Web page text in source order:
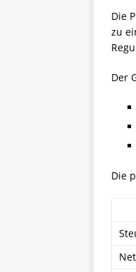
Die
zu
Der
Die